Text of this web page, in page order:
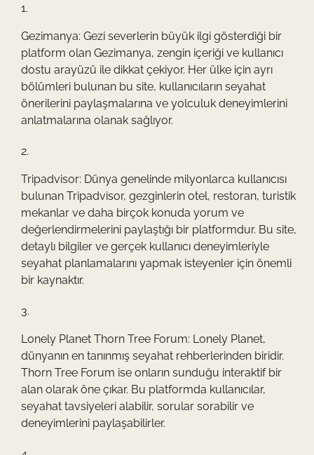
Gezimanya: Gezi severlerin büyük ilgi gösterdiği bir
platform olan Gezimanya, zengin içeriği ve kullanıcı
dostu arayüzü ile dikkat çekiyor. Her ülke için ayrı
bölümleri bulunan bu site, kullanıcıların seyahat
önerilerini paylaşmalarına ve yolculuk deneyimlerini
anlatmalarına olanak sağlıyor.
Tripadvisor: Dünya genelinde milyonlarca kullanıcısı
bulunan Tripadvisor, gezginlerin otel, restoran, turistik
mekanlar ve daha birçok konuda yorum ve
değerlendirmelerini paylaştığı bir platformdur. Bu site,
detaylı bilgiler ve gerçek kullanıcı deneyimleriyle
seyahat planlamalarını yapmak isteyenler için önemli
bir kaynaktır.
Lonely Planet Thorn Tree Forum: Lonely Planet,
dünyanın en tanınmış seyahat rehberlerinden biridir.
Thorn Tree Forum ise onların sunduğu interaktif bir
alan olarak öne çıkar. Bu platformda kullanıcılar,
seyahat tavsiyeleri alabilir, sorular sorabilir ve
deneyimlerini paylaşabilirler.